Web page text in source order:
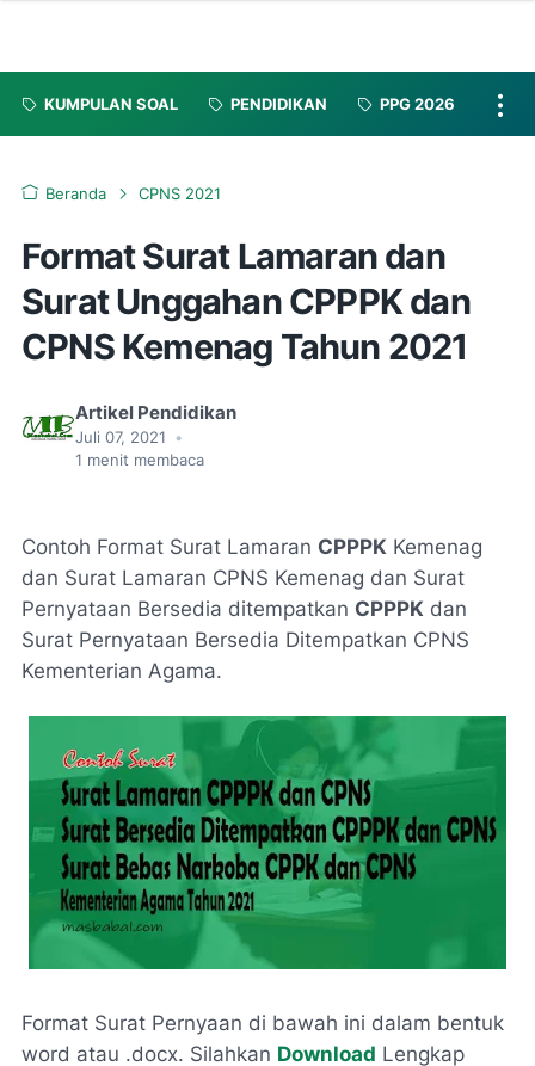
KUMPULAN SOAL PENDIDIKAN PPG 2026
Beranda CPNS 2021
Format Surat Lamaran dan
Surat Unggahan CPPPK dan
CPNS Kemenag Tahun 2021
Artikel Pendidikan
Juli 07, 2021
•
1 menit membaca
Contoh Format Surat Lamaran CPPPK Kemenag
dan Surat Lamaran CPNS Kemenag dan Surat
Pernyataan Bersedia ditempatkan CPPPK dan
Surat Pernyataan Bersedia Ditempatkan CPNS
Kementerian Agama.
Format Surat Pernyaan di bawah ini dalam bentuk
word atau .docx. Silahkan Download Lengkap